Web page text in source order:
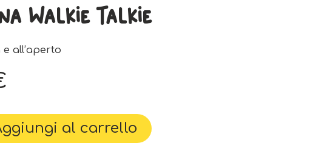
Walkie Talkie
all’aperto
al carrello